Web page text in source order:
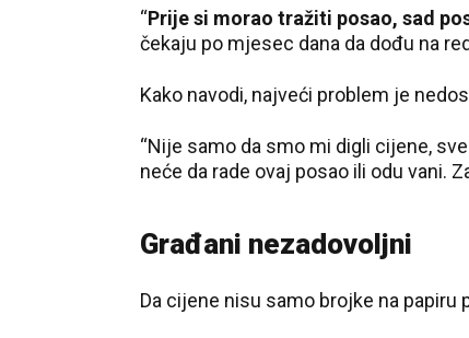
“Prije si morao tražiti posao, sad
čekaju po mjesec dana da dođu na
Kako navodi, najveći problem je
“Nije samo da smo mi digli cijene,
neće da rade ovaj posao ili odu vani.
Građani nezadovoljni
Da cijene nisu samo brojke na papiru